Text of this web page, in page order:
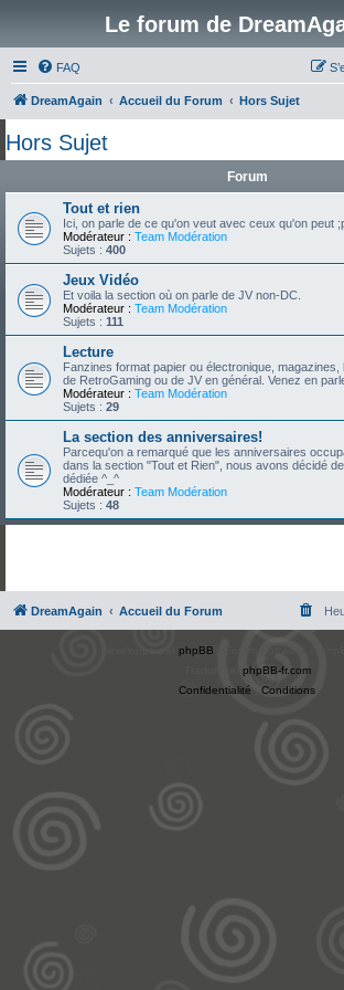
Le forum de
FAQ
DreamAgain Accueil du Forum Hors Sujet
Hors Sujet
Forum
Tout et rien
Ici, on parle de ce qu'on veut avec ceux qu'on peut
Modérateur : Team Modération
Sujets : 400
Jeux Vidéo
Et voila la section où on parle de JV non-DC.
Modérateur : Team Modération
Sujets : 111
Lecture
Fanzines format papier ou électronique, magazines,
de RetroGaming ou de JV en général. Venez en
Modérateur : Team Modération
Sujets : 29
La section des anniversaires!
Parcequ'on a remarqué que les anniversaires
dans la section "Tout et Rien", nous avons décidé
dédiée ^_^
Modérateur : Team Modération
Sujets : 48
DreamAgain Accueil du Forum
phpBB
phpBB-fr.com
Confidentialité
Conditions